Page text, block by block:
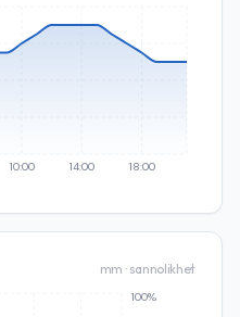
10:00 14:00 18:00
mm · sannolikhet
100%